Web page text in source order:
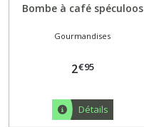
Bombe à café spéculoos
Gourmandises
2€95
Détails